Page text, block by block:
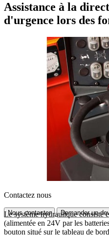
Assistance à la
d'urgence lors des
Contactez nous
Nous contacter Demander un
Le système hydraulique consiste
(alimentée en 24V par les
bouton situé sur le tableau de